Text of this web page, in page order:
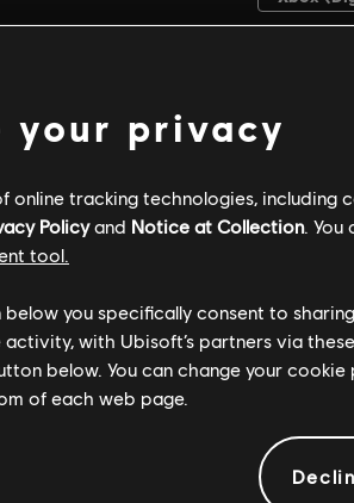
your privacy
tracking technologies, including
Policyand Notice at Collection. You
tool.
you specifically consent to
with Ubisoft’s partners via
below. You can change your
of each web page.